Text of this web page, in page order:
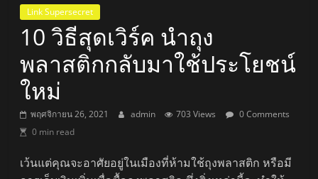
Link Supersecret
10 วิธีสุดเวิร์ค นำถุง
พลาสติกกลับมาใช้ประโยชน์
ใหม่
พฤศจิกายน 26, 2021 admin 703 Views
0 Comments
0 min read
เว้นแต่คุณจะอาศัยอยู่ในเมืองที่ห้ามใช้ถุงพลาสติก หรือมี